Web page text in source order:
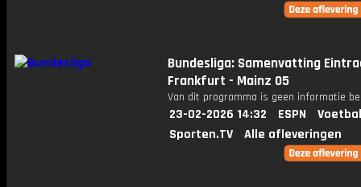
Bundesliga: Samenvatting
Frankfurt - Mainz 05
Van dit programma is geen informatie
23-02-2026 14:32 ESPN
Sporten.TV
Alle afleveringen